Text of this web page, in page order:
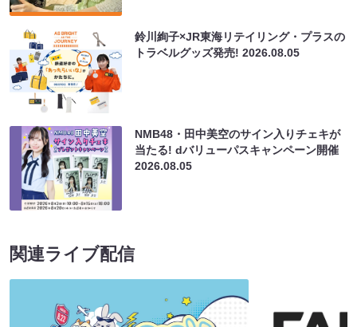
鈴川絢子×JR東海リテイリング・プラスの
トラベルグッズ発売!2026.08.05
NMB48・田中美空のサイン入りチェキが
当たる! dバリューパスキャンペーン開催
2026.08.05
関連ライブ配信